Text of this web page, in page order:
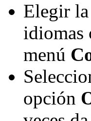
Elegir
idiomas
menú
opción